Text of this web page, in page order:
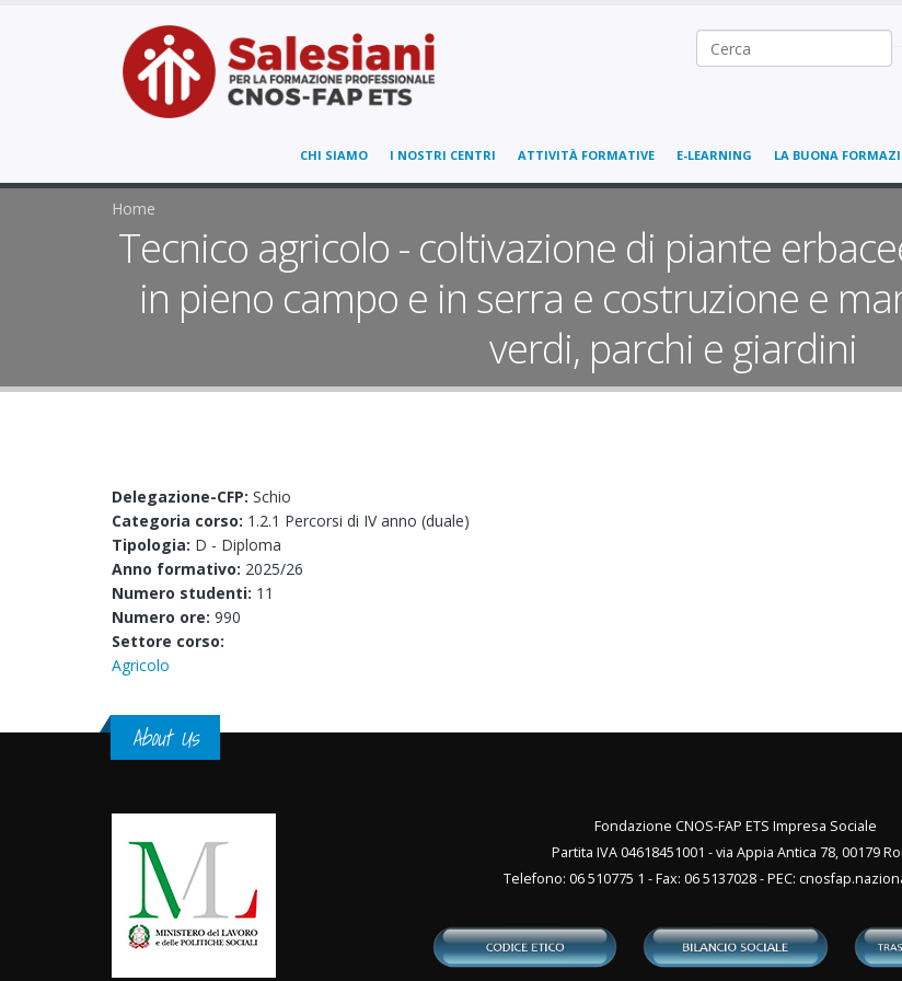
Ricerca nel sito
CHI SIAMO I NOSTRI CENTRI ATTIVITÀ FORMATIVE E-LEARNING LA BUONA
Home
Tecnico agricolo - coltivazione di piante
in pieno campo e in serra e costruzione e
verdi, parchi e giardini
Delegazione-CFP: Schio
Categoria corso: 1.2.1 Percorsi di IV anno (duale)
Tipologia: D - Diploma
Anno formativo: 2025/26
Numero studenti: 11
Numero ore: 990
Settore corso:
Agricolo
About Us
Fondazione CNOS-FAP ETS Impresa Sociale
Partita IVA 04618451001 - via Appia Antica 78, 00179
Telefono: 06 510775 1 - Fax: 06 5137028 - PEC: